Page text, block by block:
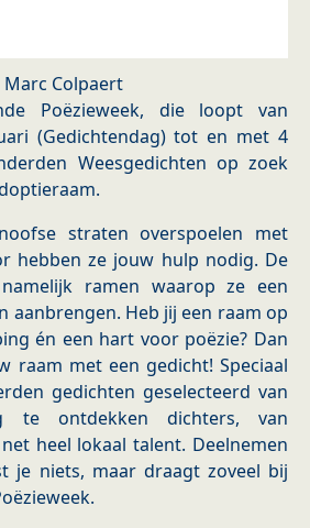
Marc Colpaert
Poëzieweek, die loopt van
(Gedichtendag) tot en met 4
Weesgedichten op zoek
straten overspoelen met
hebben ze jouw hulp nodig. De
ramen waarop ze een
aanbrengen. Heb jij een raam op
én een hart voor poëzie? Dan
raam met een gedicht! Speciaal
gedichten geselecteerd van
te ontdekken dichters, van
heel lokaal talent. Deelnemen
je niets, maar draagt zoveel bij